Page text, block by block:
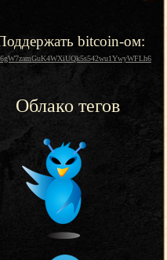
bitcoin-ом:
Облако тегов